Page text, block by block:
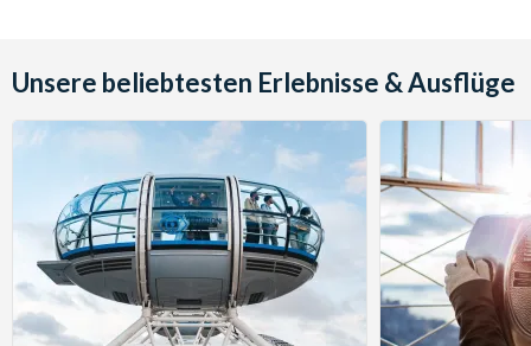
Unsere beliebtesten Erlebnisse & Ausflüge